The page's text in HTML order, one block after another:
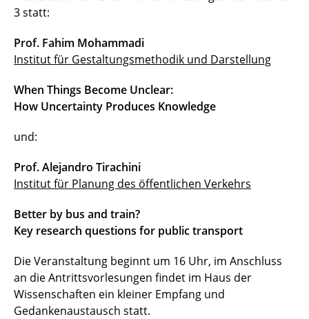
3 statt:
Prof. Fahim Mohammadi
Institut für Gestaltungsmethodik und Darstellung
When Things Become Unclear:
How Uncertainty Produces Knowledge
und:
Prof. Alejandro Tirachini
Institut für Planung des öffentlichen Verkehrs
Better by bus and train?
Key research questions for public transport
Die Veranstaltung beginnt um 16 Uhr, im Anschluss
an die Antrittsvorlesungen findet im Haus der
Wissenschaften ein kleiner Empfang und
Gedankenaustausch statt.